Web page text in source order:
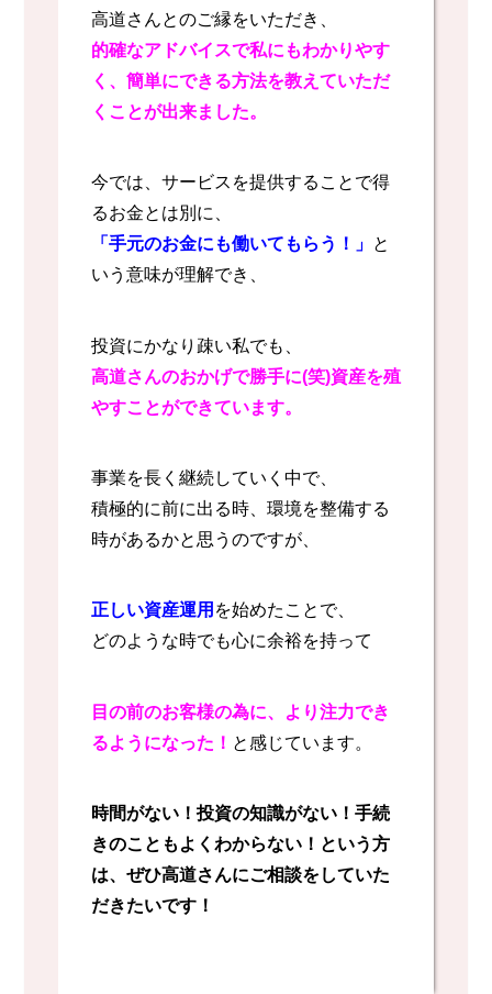
高道さんとのご縁をいただき、
的確なアドバイスで私にもわかりやす
く、 簡単にできる方法を教えていただ
くことが出来ました。
今では、サービスを提供することで得
るお金とは別に、
「手元のお金にも働いてもらう！」 と
いう意味が理解でき、
投資にかなり疎い私でも、
高道さんのおかげで勝手に(笑)資産を殖
やすことができています。
事業を長く継続していく中で、
積極的に前に出る時、環境を整備する
時があるかと思うのですが、
正しい資産運用 を始めたことで、
どのような時でも心に余裕を持って
目の前のお客様の為に、
より注力でき
るようになった！ と感じています。
時間がない！投資の知識がない！手続
きのこともよくわからない！という方
は、 ぜひ高道さんにご相談をしていた
だきたいです！